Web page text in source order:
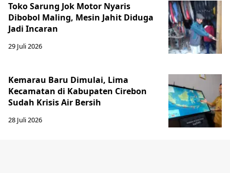
Toko Sarung Jok Motor Nyaris
Dibobol Maling, Mesin Jahit Diduga
Jadi Incaran
29 Juli 2026
Kemarau Baru Dimulai, Lima
Kecamatan di Kabupaten Cirebon
Sudah Krisis Air Bersih
28 Juli 2026